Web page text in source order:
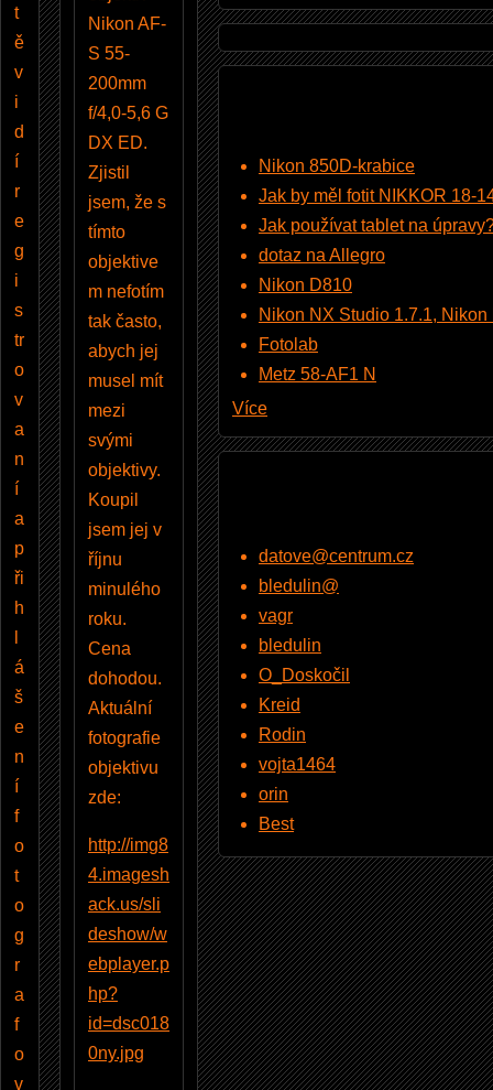
t
ě
v
i
d
í
r
e
g
i
s
tr
o
v
a
n
í
a
p
ři
h
á
š
e
n
í
f
o
t
o
g
r
a
f
o
v
Nikon AF-
S 55-
200mm
f/4,0-5,6 G
DX ED.
Zjistil
jsem, že s
tímto
objektive
m nefotím
tak často,
abych jej
musel mít
mezi
svými
objektivy.
Koupil
jsem jej v
říjnu
minulého
roku.
Cena
dohodou.
Aktuální
fotografie
objektivu
zde:
http://img8
4.imagesh
ack.us/sli
deshow/w
ebplayer.p
hp?
id=dsc018
0ny.jpg
Nikon 850D-krabice
Jak by měl fotit NIKKOR 18-
Jak používat tablet na
dotaz na Allegro
Nikon D810
Nikon NX Studio 1.7.1,
Fotolab
Metz 58-AF1 N
Více
datove@centrum.cz
bledulin@
vagr
bledulin
O_Doskočil
Kreid
Rodin
vojta1464
orin
Best